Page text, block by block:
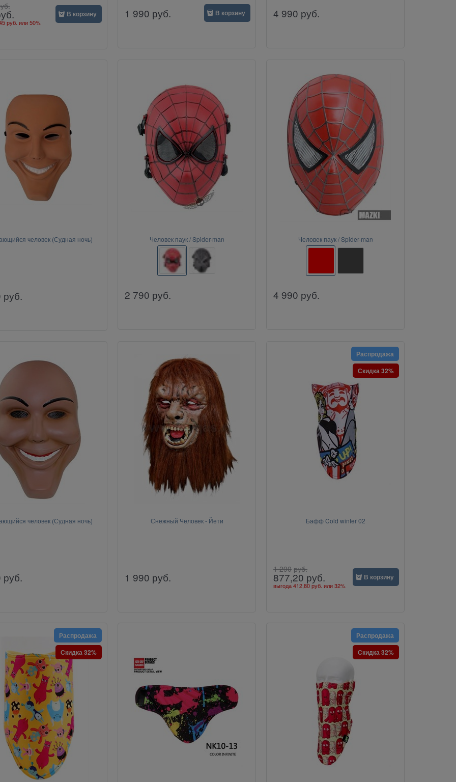
руб. или50%
В корзину 1 990 руб. В корзину 4 990 руб.
человек (Судная ночь)
руб.
Человек паук / Spider-man
2 790 руб.
Человек паук / Spider-man
4 990 руб.
человек (Судная ночь)
руб.
Снежный Человек - Йети
1 990 руб.
Бафф Cold winter 02
Распродажа
Скидка 32%
1 290 руб.
877,20 руб.
выгода412,80 руб. или32%
В корзину
Распродажа
Скидка 32%
Распродажа
Скидка 32%